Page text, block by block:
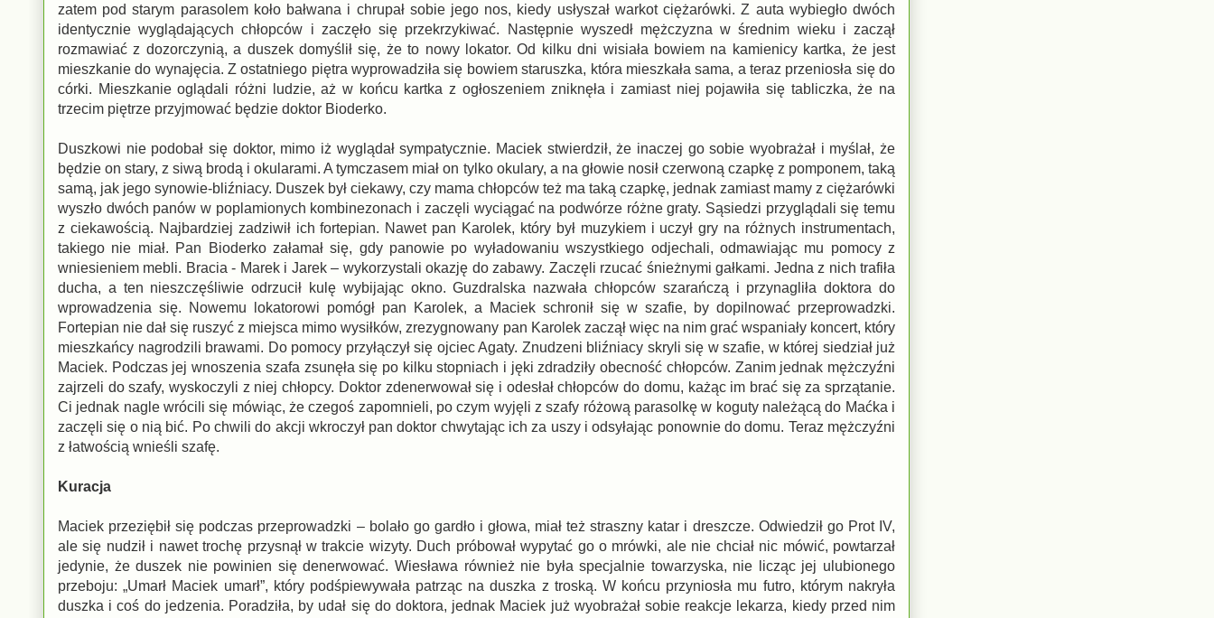
zatem pod starym parasolem koło bałwana i chrupał sobie jego nos, kiedy usłyszał warkot ciężarówki. Z auta wybiegło dwóch
identycznie wyglądających chłopców i zaczęło się przekrzykiwać. Następnie wyszedł mężczyzna w średnim wieku i zaczął
rozmawiać z dozorczynią, a duszek domyślił się, że to nowy lokator. Od kilku dni wisiała bowiem na kamienicy kartka, że jest
mieszkanie do wynajęcia. Z ostatniego piętra wyprowadziła się bowiem staruszka, która mieszkała sama, a teraz przeniosła się do
córki. Mieszkanie oglądali różni ludzie, aż w końcu kartka z ogłoszeniem zniknęła i zamiast niej pojawiła się tabliczka, że na
trzecim piętrze przyjmować będzie doktor Bioderko.
Duszkowi nie podobał się doktor, mimo iż wyglądał sympatycznie. Maciek stwierdził, że inaczej go sobie wyobrażał i myślał, że
będzie on stary, z siwą brodą i okularami. A tymczasem miał on tylko okulary, a na głowie nosił czerwoną czapkę z pomponem, taką
samą, jak jego synowie-bliźniacy. Duszek był ciekawy, czy mama chłopców też ma taką czapkę, jednak zamiast mamy z ciężarówki
wyszło dwóch panów w poplamionych kombinezonach i zaczęli wyciągać na podwórze różne graty. Sąsiedzi przyglądali się temu
z ciekawością. Najbardziej zadziwił ich fortepian. Nawet pan Karolek, który był muzykiem i uczył gry na różnych instrumentach,
takiego nie miał. Pan Bioderko załamał się, gdy panowie po wyładowaniu wszystkiego odjechali, odmawiając mu pomocy z
wniesieniem mebli. Bracia - Marek i Jarek – wykorzystali okazję do zabawy. Zaczęli rzucać śnieżnymi gałkami. Jedna z nich trafiła
ducha, a ten nieszczęśliwie odrzucił kulę wybijając okno. Guzdralska nazwała chłopców szarańczą i przynagliła doktora do
wprowadzenia się. Nowemu lokatorowi pomógł pan Karolek, a Maciek schronił się w szafie, by dopilnować przeprowadzki.
Fortepian nie dał się ruszyć z miejsca mimo wysiłków, zrezygnowany pan Karolek zaczął więc na nim grać wspaniały koncert, który
mieszkańcy nagrodzili brawami. Do pomocy przyłączył się ojciec Agaty. Znudzeni bliźniacy skryli się w szafie, w której siedział już
Maciek. Podczas jej wnoszenia szafa zsunęła się po kilku stopniach i jęki zdradziły obecność chłopców. Zanim jednak mężczyźni
zajrzeli do szafy, wyskoczyli z niej chłopcy. Doktor zdenerwował się i odesłał chłopców do domu, każąc im brać się za sprzątanie.
Ci jednak nagle wrócili się mówiąc, że czegoś zapomnieli, po czym wyjęli z szafy różową parasolkę w koguty należącą do Maćka i
zaczęli się o nią bić. Po chwili do akcji wkroczył pan doktor chwytając ich za uszy i odsyłając ponownie do domu. Teraz mężczyźni
z łatwością wnieśli szafę.
Kuracja
Maciek przeziębił się podczas przeprowadzki – bolało go gardło i głowa, miał też straszny katar i dreszcze. Odwiedził go Prot IV,
ale się nudził i nawet trochę przysnął w trakcie wizyty. Duch próbował wypytać go o mrówki, ale nie chciał nic mówić, powtarzał
jedynie, że duszek nie powinien się denerwować. Wiesława również nie była specjalnie towarzyska, nie licząc jej ulubionego
przeboju: „Umarł Maciek umarł”, który podśpiewywała patrząc na duszka z troską. W końcu przyniosła mu futro, którym nakryła
duszka i coś do jedzenia. Poradziła, by udał się do doktora, jednak Maciek już wyobrażał sobie reakcje lekarza, kiedy przed nim